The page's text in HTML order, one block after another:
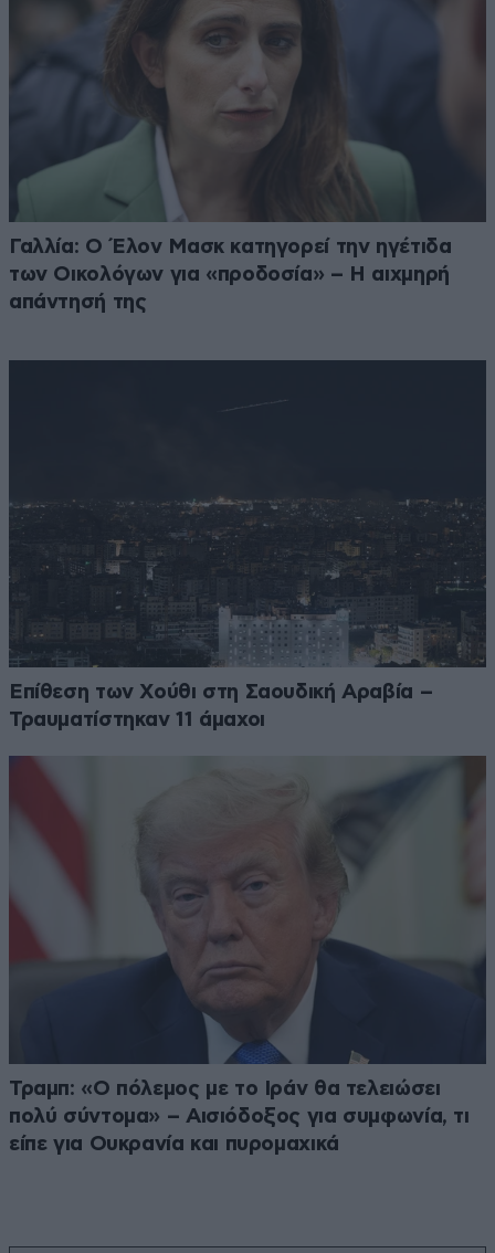
Γαλλία: Ο Έλον Μασκ κατηγορεί την ηγέτιδα
των Οικολόγων για «προδοσία» – Η αιχμηρή
απάντησή της
Επίθεση των Χούθι στη Σαουδική Αραβία –
Τραυματίστηκαν 11 άμαχοι
Τραμπ: «Ο πόλεμος με το Ιράν θα τελειώσει
πολύ σύντομα» – Αισιόδοξος για συμφωνία, τι
είπε για Ουκρανία και πυρομαχικά